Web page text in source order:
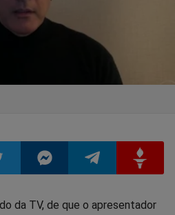
CompartilharCompartilhar
da TV, de que o apresentador